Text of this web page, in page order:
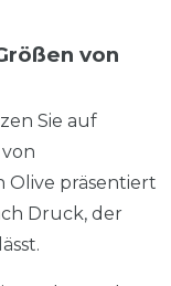
von
Sie auf
Olive präsentiert
Druck, der